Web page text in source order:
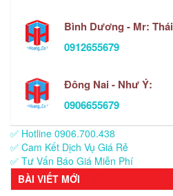
Bình Dương - Mr: Thái
0912655679
Đông Nai - Như Ý:
0906655679
✅ Hotline 0906.700.438
✅ Cam Kết Dịch Vụ Giá Rẻ
✅ Tư Vấn Báo Giá Miễn Phí
BÀI VIẾT MỚI